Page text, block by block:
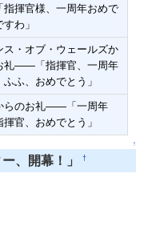
揮官様、一周年おめで
わ」
ス・オブ・ウェールズか
礼――「指揮官、一周年
ふふ、おめでとう」
らのお礼――「一周年
揮官、おめでとう」
↑
、開幕！」 †